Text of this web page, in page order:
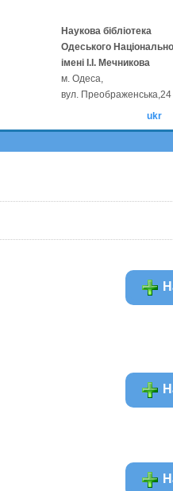
Наукова бібліотека
Одеського
імені І.І. Мечникова
м. Одеса,
вул. Преображенська,24
ukr